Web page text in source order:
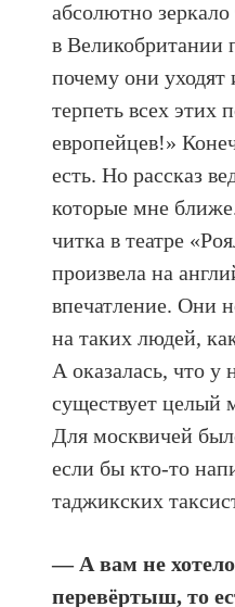
абсолютно
в Великобритании
почему они
терпеть всех этих
европейцев!»
есть. Но рассказ
которые мне
читка в театре
произвела на
впечатление. Они
на таких людей,
А оказалась, что у
существует
Для москвичей
если бы кто-то
таджикских
— А вам не
перевёртыш, то